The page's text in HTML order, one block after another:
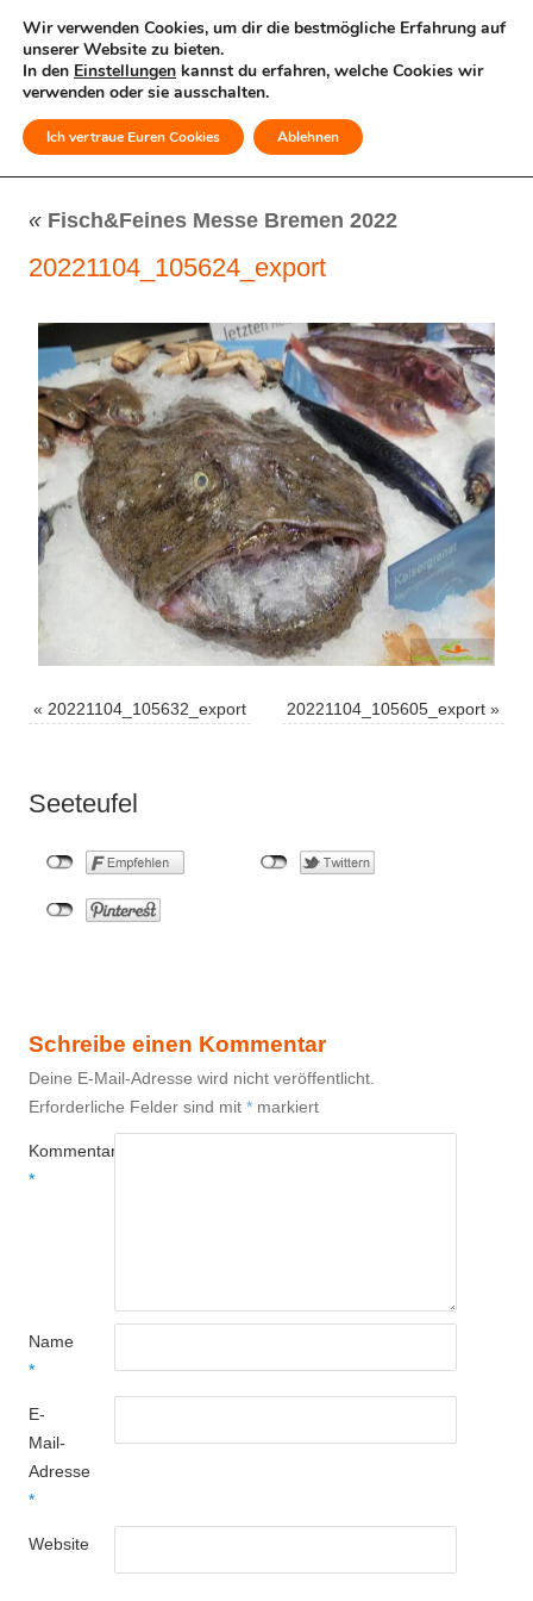
MENÜ
« Fisch&Feines Messe Bremen 2022
20221104_105624_export
« 20221104_105632_export 20221104_105605_export »
Seeteufel
Schreibe einen Kommentar
Deine E-Mail-Adresse wird nicht veröffentlicht.
Erforderliche Felder sind mit * markiert
Kommentar
*
Name
*
E-
Mail-
Adresse
*
Website
Wir verwenden Cookies, um dir die bestmögliche Erfahrung auf
unserer Website zu bieten.
In den Einstellungen kannst du erfahren, welche Cookies wir
verwenden oder sie ausschalten.
Ich vertraue Euren Cookies Ablehnen